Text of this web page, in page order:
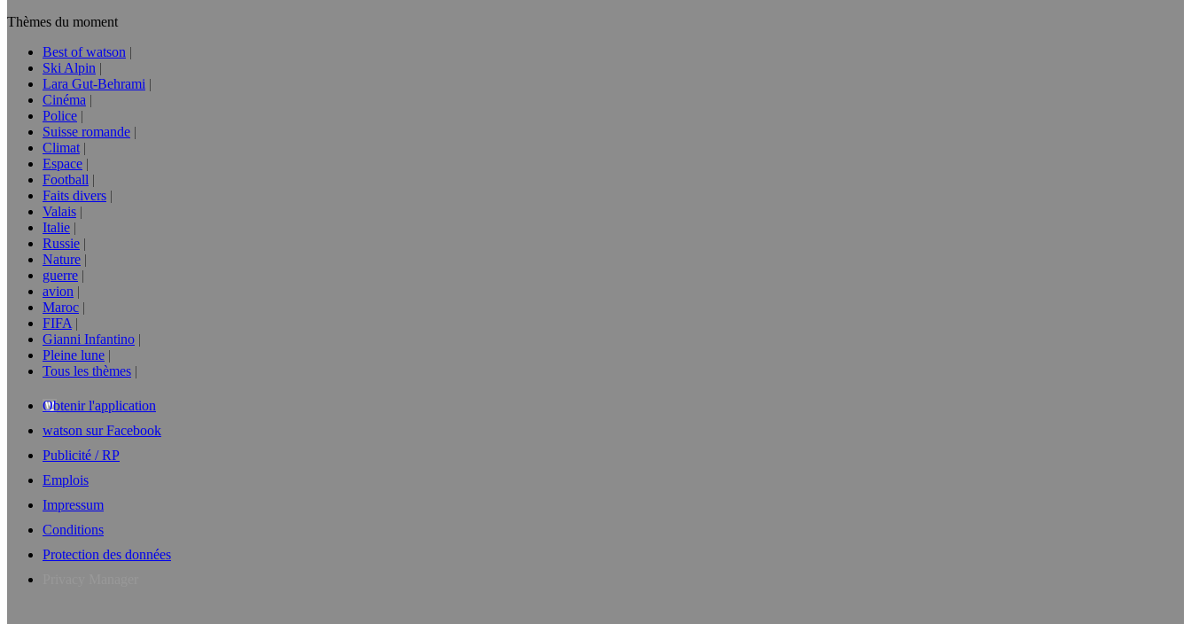
Thèmes du moment
Best of watson
Ski Alpin
Lara Gut-Behrami
Cinéma
Police
Suisse romande
Climat
Espace
Football
Faits divers
Valais
Italie
Russie
Nature
guerre
avion
Maroc
FIFA
Gianni Infantino
Pleine lune
Tous les thèmes
Obtenir l'application
watson sur Facebook
Publicité / RP
Emplois
Impressum
Conditions
Protection des données